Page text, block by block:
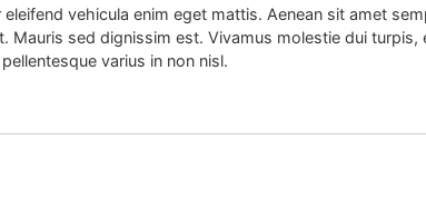
vehicula enim eget mattis. Aenean sit amet
Mauris sed dignissim est. Vivamus molestie dui
varius in non nisl.